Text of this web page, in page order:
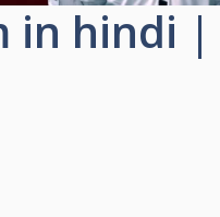
in hindi |